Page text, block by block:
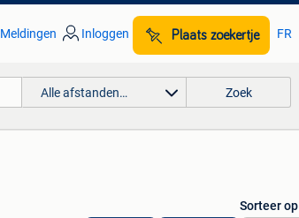
Meldingen Inloggen Plaats zoekertje FR
Alle afstanden… Zoek
Sorteer op